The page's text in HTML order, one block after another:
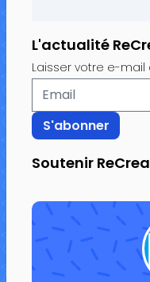
L'actualité
Laisser votre e-mail
Soutenir